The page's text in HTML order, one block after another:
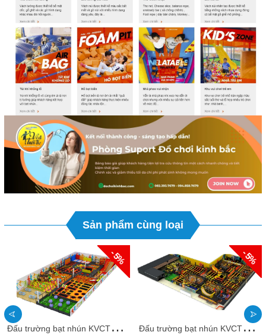
Sản phẩm cùng loại
- 5%
Đ
ấu trường bạt nhún KVCTP9016- Trampoline park rộng lớn chuẩn quốc tế - Công viên bạt nhún vôi nhộn
- 5%
Đ
ấu trường bạt nhún KVCTP9015- Trampoline park rộng lớn chuẩn quốc tế - Công viên bạt nhún vôi nhộn